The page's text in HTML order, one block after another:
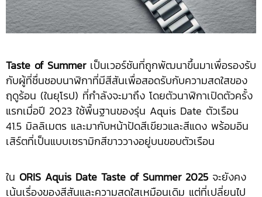
Taste of Summerเป็นเวอร์ชันที่ถูกพัฒนาขึ้นมาเพื่อรองรับ
กับผู้ที่ชื่นชอบนาฬิกาที่มีสีสันเพื่อสอดรับกับความสดใสของ
ฤดูร้อน (ในยุโรป) ที่กำลังจะมาถึง โดยตัวนาฬิกาเปิดตัวครั้ง
แรกเมื่อปี 2023 ใช้พื้นฐานของรุ่น Aquis Date ตัวเรือน
41.5 มิลลิเมตร และมากับหน้าปัดสีเขียวและสีแดง พร้อมอิน
เสิร์ตที่เป็นแบบเซรามิกสีขาววางอยู่บนขอบตัวเรือน
ใน ORIS Aquis Date Taste of Summer 2025 จะยังคง
เน้นเรื่องของสีสันและความสดใสเหมือนเดิม แต่ที่เปลี่ยนไป